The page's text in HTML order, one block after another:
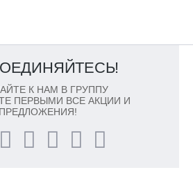
К НАМ В ГРУППУ
ПЕРВЫМИ ВСЕ АКЦИИ И
ПРЕДЛОЖЕНИЯ!